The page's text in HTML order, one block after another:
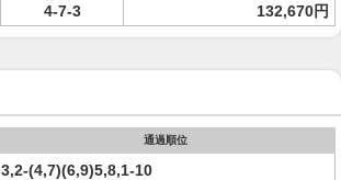
4-7-3 132,670円
通過順位
3,2-(4,7)(6,9)5,8,1-10